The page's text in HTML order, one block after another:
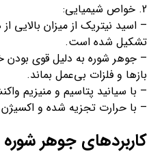
2. خواص شیمیایی:
– اسید نیتریک از میزان بالایی
تشکیل شده است.
– جوهر شوره به دلیل قوی بودن
بازها و فلزات بی‌عمل بماند.
– با سیانید پتاسیم و منیزیم
– با حرارت تجزیه شده و اکسیژن
کاربردهای جوهر شوره